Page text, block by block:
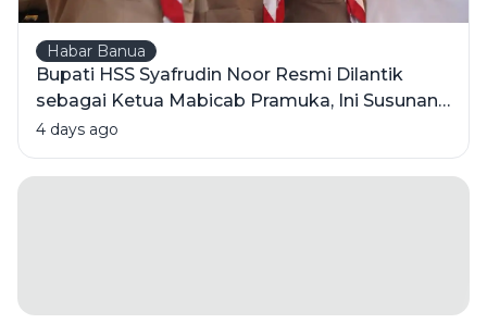
Habar Banua
Bupati HSS Syafrudin Noor Resmi Dilantik
sebagai Ketua Mabicab Pramuka, Ini Susunan
Pengurus 2025-2030
4 days ago